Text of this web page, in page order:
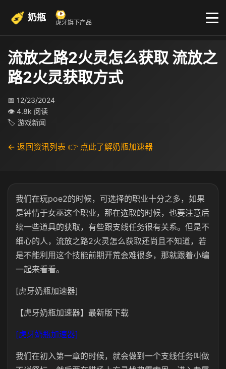
奶瓶 虎牙旗下产品
流放之路2火灵怎么获取 流放之
路2火灵获取方式
📅 12/23/2024
👁 4.8k 阅读
🏷 游戏新闻
← 返回资讯列表 👉 点此了解奶瓶加速器
我们在玩poe2的时候，可选择的职业十分之多，如果
是钟情于女巫这个职业，那在选取的时候，也要注意后
续一些道具的获取，有些跟支线任务很有关系。但是不
细心的人，流放之路2火灵怎么获取还尚且不知道，若
是不能利用这个技能前期开荒会难很多，那就跟着小编
一起来看看。
[虎牙奶瓶加速器]
【虎牙奶瓶加速器】最新版下载
[虎牙奶瓶加速器]
我们在初入第一章的时候，就会做到一个支线任务叫做